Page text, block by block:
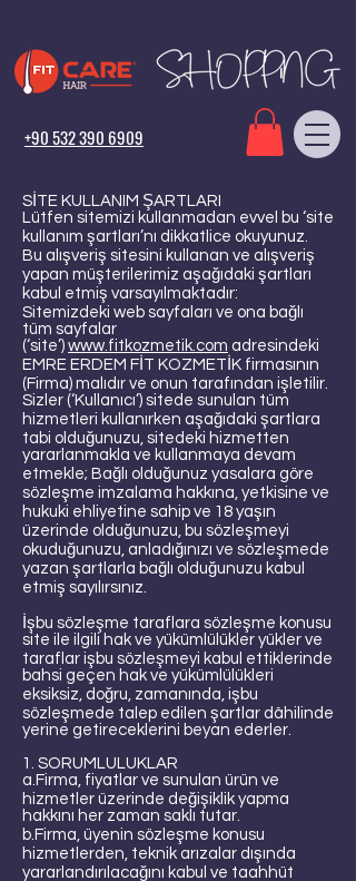
+90 532 390 6909
SİTE KULLANIM ŞARTLARI
Lütfen sitemizi kullanmadan evvel bu ‘site
kullanım şartları’nı dikkatlice okuyunuz.
Bu alışveriş sitesini kullanan ve alışveriş
yapan müşterilerimiz aşağıdaki şartları
kabul etmiş varsayılmaktadır:
Sitemizdeki web sayfaları ve ona bağlı
tüm sayfalar
(‘site’) www.fitkozmetik.com adresindeki
EMRE ERDEM FİT KOZMETİK firmasının
(Firma) malıdır ve onun tarafından işletilir.
Sizler (‘Kullanıcı’) sitede sunulan tüm
hizmetleri kullanırken aşağıdaki şartlara
tabi olduğunuzu, sitedeki hizmetten
yararlanmakla ve kullanmaya devam
etmekle; Bağlı olduğunuz yasalara göre
sözleşme imzalama hakkına, yetkisine ve
hukuki ehliyetine sahip ve 18 yaşın
üzerinde olduğunuzu, bu sözleşmeyi
okuduğunuzu, anladığınızı ve sözleşmede
yazan şartlarla bağlı olduğunuzu kabul
etmiş sayılırsınız.
İşbu sözleşme taraflara sözleşme konusu
site ile ilgili hak ve yükümlülükler yükler ve
taraflar işbu sözleşmeyi kabul ettiklerinde
bahsi geçen hak ve yükümlülükleri
eksiksiz, doğru, zamanında, işbu
sözleşmede talep edilen şartlar dâhilinde
yerine getireceklerini beyan ederler.
1. SORUMLULUKLAR
a.Firma, fiyatlar ve sunulan ürün ve
hizmetler üzerinde değişiklik yapma
hakkını her zaman saklı tutar.
b.Firma, üyenin sözleşme konusu
hizmetlerden, teknik arızalar dışında
yararlandırılacağını kabul ve taahhüt